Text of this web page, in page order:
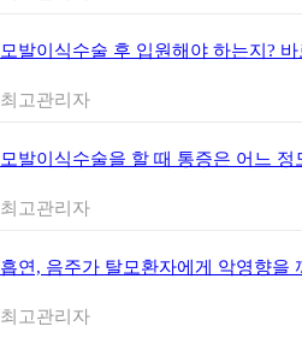
모발이식수술 후 입원해야 하는지?
최고관리자
모발이식수술을 할 때 통증은 어느 정
최고관리자
흡연, 음주가 탈모환자에게 악영향을
최고관리자